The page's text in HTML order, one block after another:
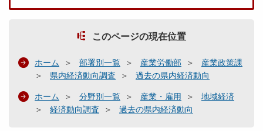
このページの現在位置
ホーム 部署別一覧 産業労働部
産業政策課
県内経済動向調査
過去の県内経済動向
ホーム 分野別一覧 産業・雇用
地域経済
経済動向調査
過去の県内経済動向